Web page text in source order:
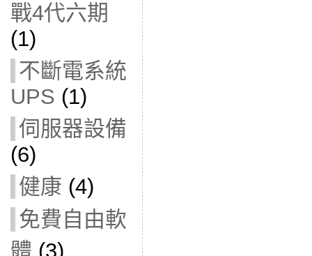
戰4代六期
(1)
不斷電系統
UPS (1)
伺服器設備
(6)
健康 (4)
免費自由軟
體 (3)